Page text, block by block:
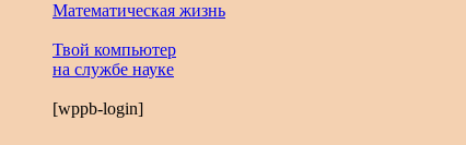
Математическая жизнь
Твой компьютер
на службе науке
[wppb-login]